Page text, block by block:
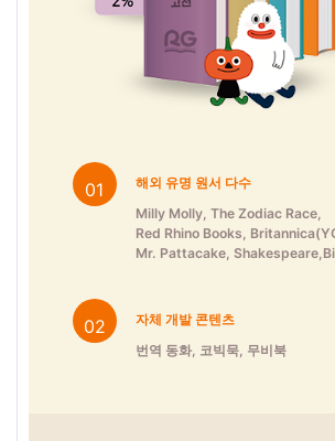
01
해외 유명 원서 다수
Milly Molly, The Zodiac Race,
Red Rhino Books,
Mr. Pattacake,
02
자체 개발 콘텐츠
번역 동화, 코빅묵, 무비북